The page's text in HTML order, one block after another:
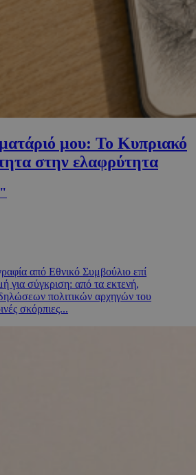
μου: Το Κυπριακό
στην ελαφρύτητα
από Εθνικό Συμβούλιο επί
για σύγκριση: από τα εκτενή,
πολιτικών αρχηγών του
σκόρπιες...